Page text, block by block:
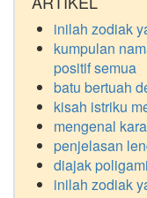
inilah zodiak
kumpulan
positif semua
batu bertuah
kisah istriku
mengenal
penjelasan
diajak
inilah zodiak